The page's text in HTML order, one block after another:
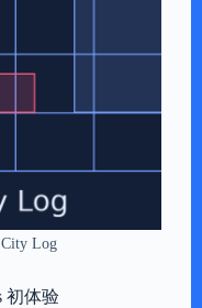
City Log
初体验